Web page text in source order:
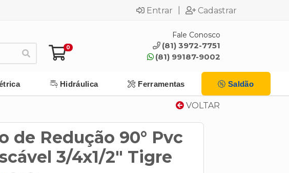
Entrar Cadastrar
0
Fale Conosco
(81) 3972-7751
(81) 99187-9002
Hidráulica Ferramentas Saldão
VOLTAR
de Redução 90° Pvc
3/4x1/2" Tigre